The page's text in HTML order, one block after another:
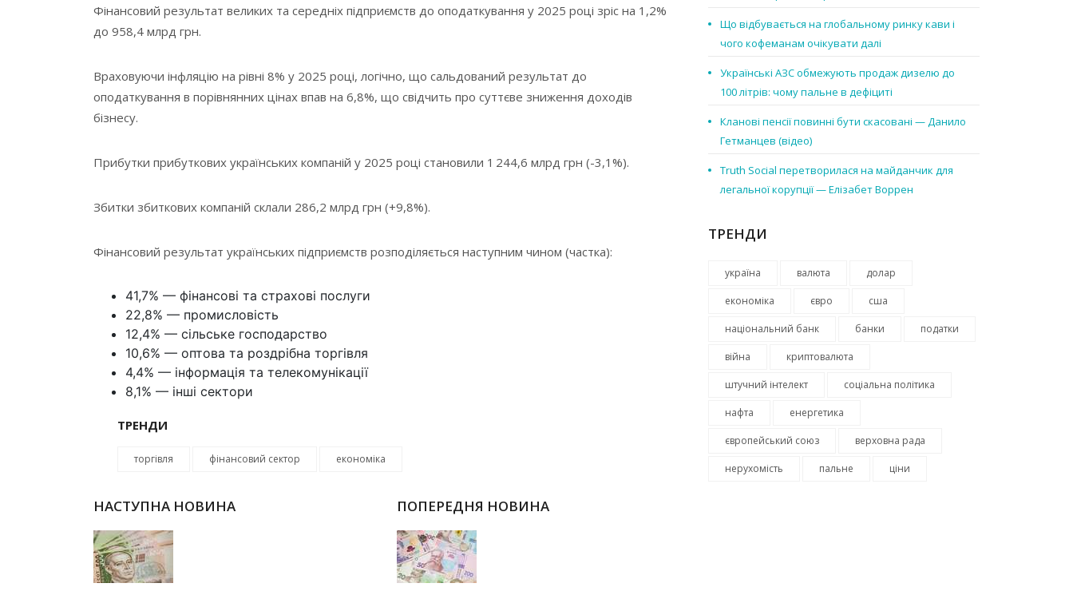
Фінансовий результат великих та середніх підприємств до оподаткування у 2025 році зріс на 1,2%
до 958,4 млрд грн.
Враховуючи інфляцію на рівні 8% у 2025 році, логічно, що сальдований результат до
оподаткування в порівнянних цінах впав на 6,8%, що свідчить про суттєве зниження доходів
бізнесу.
Прибутки прибуткових українських компаній у 2025 році становили 1 244,6 млрд грн (-3,1%).
Збитки збиткових компаній склали 286,2 млрд грн (+9,8%).
Фінансовий результат українських підприємств розподіляється наступним чином (частка):
41,7% — фінансові та страхові послуги
22,8% — промисловість
12,4% — сільське господарство
10,6% — оптова та роздрібна торгівля
4,4% — інформація та телекомунікації
8,1% — інші сектори
ТРЕНДИ
торгівля фінансовий сектор економіка
НАСТУПНА НОВИНА ПОПЕРЕДНЯ НОВИНА
Що відбувається на глобальному ринку кави і
чого кофеманам очікувати далі
Українські АЗС обмежують продаж дизелю до
100 літрів: чому пальне в дефіциті
Кланові пенсії повинні бути скасовані — Данило
Гетманцев (відео)
Truth Social перетворилася на майданчик для
легальної корупції — Елізабет Воррен
ТРЕНДИ
україна валюта долар
економіка євро сша
національний банк банки податки
війна криптовалюта
штучний інтелект соціальна політика
нафта енергетика
європейський союз верховна рада
нерухомість пальне ціни